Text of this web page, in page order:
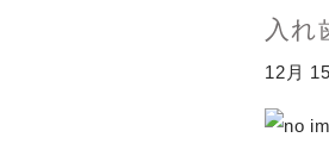
診療の流れ
歯周病治療
矯正歯科
abcブログ
入れ
12月